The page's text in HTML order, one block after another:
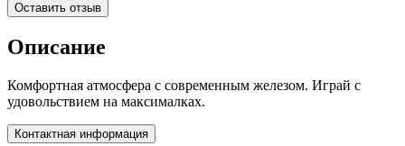
Оставить отзыв
Описание
Комфортная атмосфера с современным железом. Играй с
удовольствием на максималках.
Контактная информация